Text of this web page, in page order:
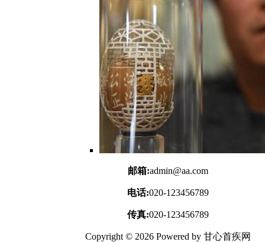
邮箱:admin@aa.com
电话:020-123456789
传真:020-123456789
Copyright © 2026 Powered by 甘心首疾网